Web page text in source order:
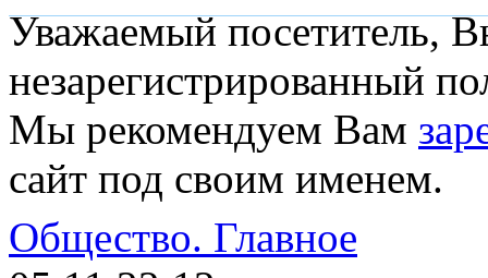
Уважаемый посетитель,
незарегистрированный
Мы рекомендуем Вам
сайт под своим именем.
Общество. Главное